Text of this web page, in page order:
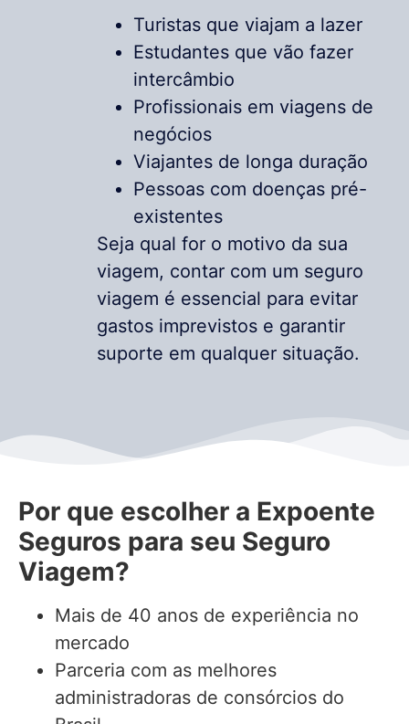
Turistas que viajam a lazer
Estudantes que vão fazer
intercâmbio
Profissionais em viagens de
negócios
Viajantes de longa duração
Pessoas com doenças pré-
existentes
Seja qual for o motivo da sua
viagem, contar com um seguro
viagem é essencial para evitar
gastos imprevistos e garantir
suporte em qualquer situação.
Por que escolher a Expoente
Seguros para seu Seguro
Viagem?
Mais de 40 anos de experiência no
mercado
Parceria com as melhores
administradoras de consórcios do